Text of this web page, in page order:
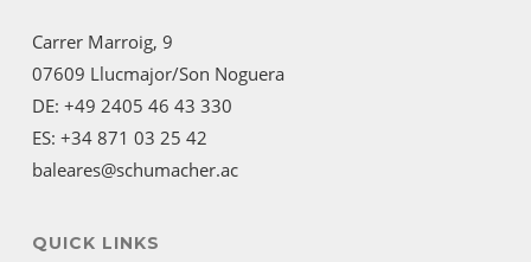
Carrer Marroig, 9
07609 Llucmajor/Son Noguera
DE: +49 2405 46 43 330
ES: +34 871 03 25 42
baleares@schumacher.ac
QUICK LINKS